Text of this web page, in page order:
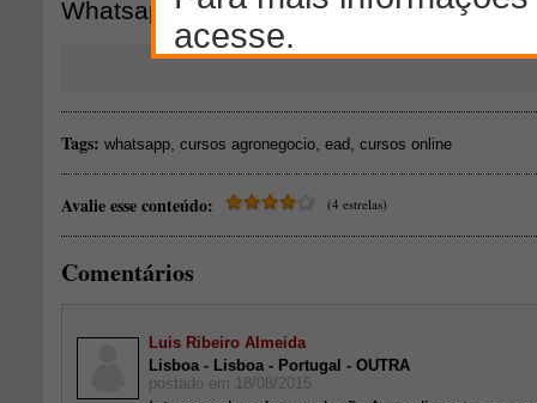
Whatsapp (19) 99817- 4082
Tags: whatsapp cursos agronegocio ead cursos online
Avalie esse conteúdo: (4 estrelas)
Comentários
Luis Ribeiro Almeida
Lisboa - Lisboa - Portugal - OUTRA
postado em 18/08/2015